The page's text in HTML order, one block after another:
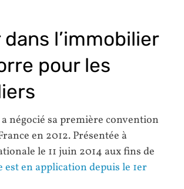
l’immobilier
pour les
négocié sa première convention
en 2012. Présentée à
le 11 juin 2014 aux fins de
est en application depuis le 1er